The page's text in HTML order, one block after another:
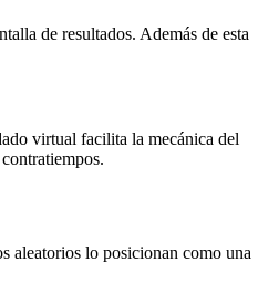
de resultados. Además de esta
virtual facilita la mecánica del
aleatorios lo posicionan como una